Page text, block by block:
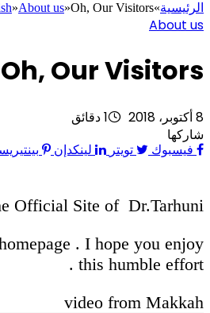
الرئيسية»
»About us»Oh, Our Visitors !
About us
Oh, Our Visitors !
8 أكتوبر، 2018 1 دقائق
شاركها
فيسبوك
تويتر لينكدإن
Official Site of Dr.Tarhuni
. I hope you enjoy
this humble effort .
video from Makkah